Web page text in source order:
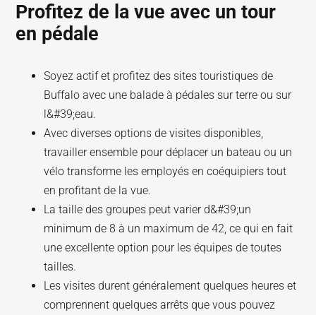
Profitez de la vue avec un tour
en pédale
Soyez actif et profitez des sites touristiques de
Buffalo avec une balade à pédales sur terre ou sur
l&#39;eau.
Avec diverses options de visites disponibles,
travailler ensemble pour déplacer un bateau ou un
vélo transforme les employés en coéquipiers tout
en profitant de la vue.
La taille des groupes peut varier d&#39;un
minimum de 8 à un maximum de 42, ce qui en fait
une excellente option pour les équipes de toutes
tailles.
Les visites durent généralement quelques heures et
comprennent quelques arrêts que vous pouvez